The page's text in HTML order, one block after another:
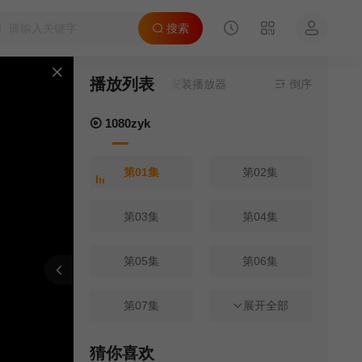
搜索
播放列表
- 在线播放,无需安装播放器 倒序
1080zyk
第01集 第02集
第03集 第04集
第05集 第06集
第07集 第08集
第09集
展开全部
猜你喜欢